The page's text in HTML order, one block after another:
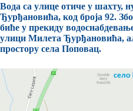
Вода са улице отиче у шахту,
Ђурђановића, код броја 92.
биће у прекиду
улици Милета Ђурђановића,
простору села Поповац.